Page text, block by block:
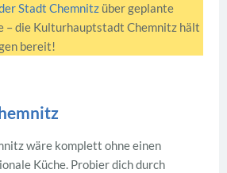
Stadt Chemnitz über geplante
– die Kulturhauptstadt Chemnitz hält
bereit!
wäre komplett ohne einen
Küche. Probier dich durch